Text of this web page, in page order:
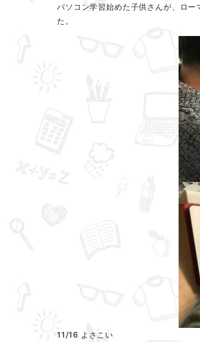
パソコン学習始めた子供さんが、ロ
た。
11/16 よさこい